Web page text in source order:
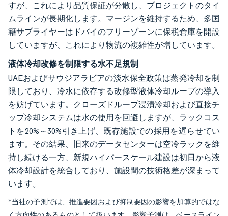
すが、これにより品質保証が分散し、プロジェクトのタイ
ムラインが長期化します。マージンを維持するため、多国
籍サプライヤーはドバイのフリーゾーンに保税倉庫を開設
していますが、これにより物流の複雑性が増しています。
液体冷却改修を制限する水不足規制
UAEおよびサウジアラビアの淡水保全政策は蒸発冷却を制
限しており、冷水に依存する改修型液体冷却ループの導入
を妨げています。クローズドループ浸漬冷却および直接チ
ップ冷却システムは水の使用を回避しますが、ラックコス
トを20%～30%引き上げ、既存施設での採用を遅らせてい
ます。その結果、旧来のデータセンターは空冷ラックを維
持し続ける一方、新規ハイパースケール建設は初日から液
体冷却設計を統合しており、施設間の技術格差が深まって
います。
*当社の予測では、推進要因および抑制要因の影響を加算的ではな